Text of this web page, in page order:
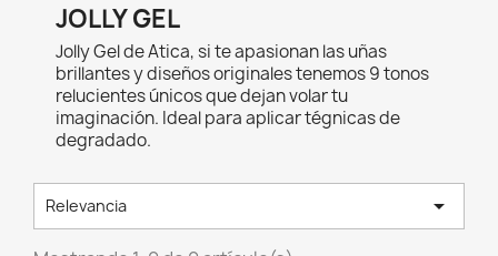
JOLLY GEL
Jolly Gel de Atica, si te apasionan las uñas
brillantes y diseños originales tenemos 9 tonos
relucientes únicos que dejan volar tu
imaginación. Ideal para aplicar tégnicas de
degradado.
Relevancia 